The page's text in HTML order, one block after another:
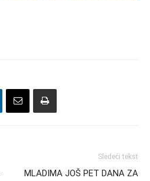
Sledeći tekst
MLADIMA JOŠ PET DANA ZA